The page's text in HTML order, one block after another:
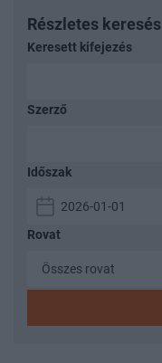
Részletes keresés
Keresett kifejezés
Szerző
Időszak
Rovat